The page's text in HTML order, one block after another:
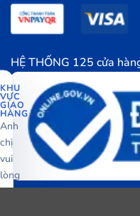
HỆ THỐNG 125 cửa
KHU
VỰC
GIAO
HÀNG
Anh
chị
vui
lòng
chọn